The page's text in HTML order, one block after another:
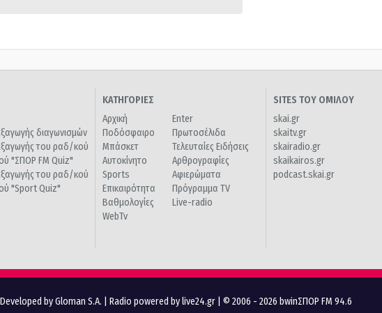
διαγωνισμών
του ραδ/κού
"ΣΠΟΡ FM Quiz"
του ραδ/κού
"Sport Quiz"
ΚΑΤΗΓΟΡΙΕΣ
Αρχική
Ποδόσφαιρο
Μπάσκετ
Αυτοκίνητο
Sports
Επικαιρότητα
Βαθμολογίες
WebTv
Enter
Πρωτοσέλιδα
Τελευταίες Ειδήσεις
Αρθρογραφίες
Αφιερώματα
Πρόγραμμα TV
Live-radio
SITES ΤΟΥ ΟΜΙΛΟΥ
skai.gr
skaitv.gr
skairadio.gr
skaikairos.gr
podcast.skai.gr
by Gloman S.A. Radio powered by live24.gr | © 2006 - 2026 bwinΣΠΟΡ FM 94.6